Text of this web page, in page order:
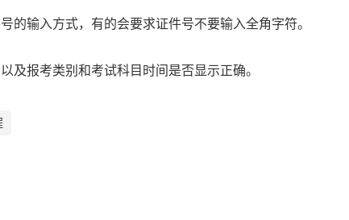
的输入方式，有的会要求证件号不要输入全角字符。
及报考类别和考试科目时间是否显示正确。